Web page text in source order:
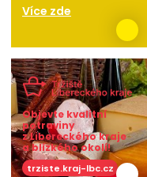
Více zde
Objevte kvalitní
potraviny
z Libereckého kraje
a blízkého okolí!
trziste.kraj-lbc.cz